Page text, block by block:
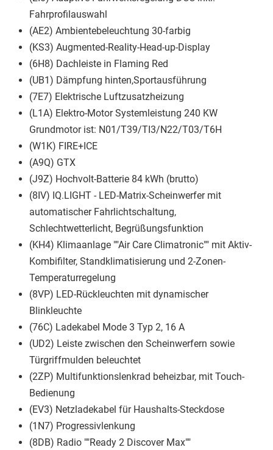
Fahrprofilauswahl
(AE2) Ambientebeleuchtung 30-farbig
(KS3) Augmented-Reality-Head-up-Display
(6H8) Dachleiste in Flaming Red
(UB1) Dämpfung hinten,Sportausführung
(7E7) Elektrische Luftzusatzheizung
(L1A) Elektro-Motor Systemleistung 240 KW
Grundmotor ist: N01/T39/TI3/N22/T03/T6H
(W1K) FIRE+ICE
(A9Q) GTX
(J9Z) Hochvolt-Batterie 84 kWh (brutto)
(8IV) IQ.LIGHT - LED-Matrix-Scheinwerfer mit
automatischer Fahrlichtschaltung,
Schlechtwetterlicht, Begrüßungsfunktion
(KH4) Klimaanlage ""Air Care Climatronic"" mit Aktiv-
Kombifilter, Standklimatisierung und 2-Zonen-
Temperaturregelung
(8VP) LED-Rückleuchten mit dynamischer
Blinkleuchte
(76C) Ladekabel Mode 3 Typ 2, 16 A
(UD2) Leiste zwischen den Scheinwerfern sowie
Türgriffmulden beleuchtet
(2ZP) Multifunktionslenkrad beheizbar, mit Touch-
Bedienung
(EV3) Netzladekabel für Haushalts-Steckdose
(1N7) Progressivlenkung
(8DB) Radio ""Ready 2 Discover Max""